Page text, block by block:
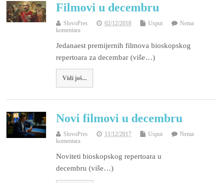
Filmovi u decembru
SlovoPres 02/12/2018 Usput
Nema
komentara
Jedanaest premijernih filmova bioskopskog
repertoara za decembar (više…)
Vidi još...
Novi filmovi u decembru
SlovoPres 11/12/2017 Usput
Nema
komentara
Noviteti bioskopskog repertoara u
decembru (više…)